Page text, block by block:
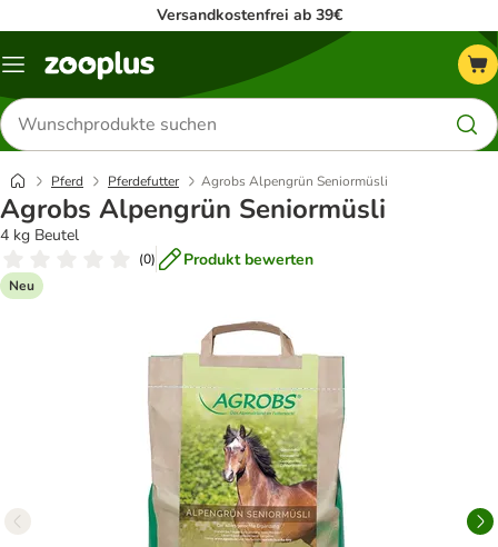
Versandkostenfrei ab 39€
Menü
Produkte
suchen
Pferd Pferdefutter Agrobs Alpengrün Seniormüsli
Agrobs Alpengrün Seniormüsli
4 kg Beutel
(0) Produkt bewerten
Neu